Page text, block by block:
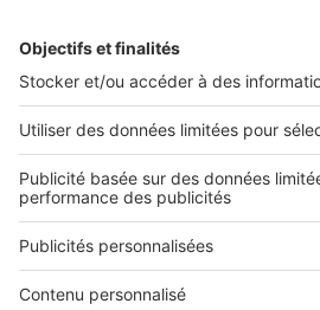
2 rue des Italiens
01 53 38 80 00